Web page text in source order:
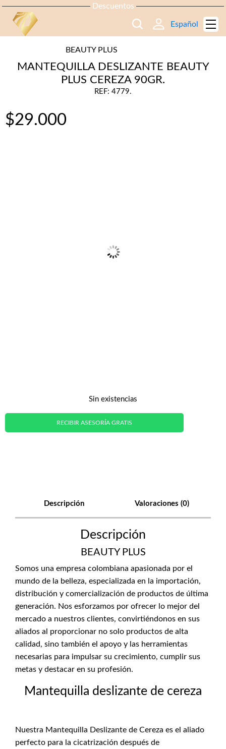
Descuentos
Español
BEAUTY PLUS
MANTEQUILLA DESLIZANTE BEAUTY
PLUS CEREZA 90GR.
REF: 4779.
$29.000
Sin existencias
RECIBIR ASESORÍA GRATIS
Descripción Valoraciones (0)
Descripción
BEAUTY PLUS
Somos una empresa colombiana apasionada por el
mundo de la belleza, especializada en la importación,
distribución y comercialización de productos de última
generación. Nos esforzamos por ofrecer lo mejor del
mercado a nuestros clientes, convirtiéndonos en sus
aliados al proporcionar no solo productos de alta
calidad, sino también el apoyo y las herramientas
necesarias para impulsar su crecimiento, cumplir sus
metas y destacar en su profesión.
Mantequilla deslizante de cereza
Nuestra Mantequilla Deslizante de Cereza es el aliado
perfecto para la cicatrización después de